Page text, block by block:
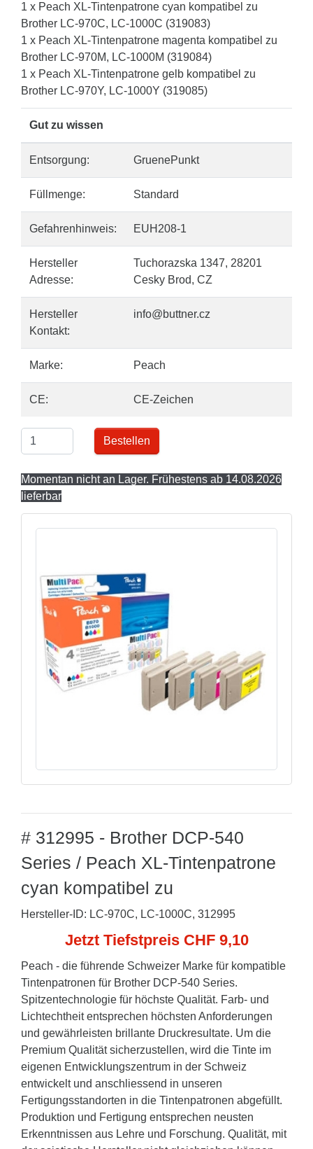
1 x Peach XL-Tintenpatrone cyan kompatibel zu
Brother LC-970C, LC-1000C (319083)
1 x Peach XL-Tintenpatrone magenta kompatibel zu
Brother LC-970M, LC-1000M (319084)
1 x Peach XL-Tintenpatrone gelb kompatibel zu
Brother LC-970Y, LC-1000Y (319085)
Gut zu wissen
Entsorgung: GruenePunkt
Füllmenge: Standard
Gefahrenhinweis: EUH208-1
Hersteller
Adresse:
Tuchorazska 1347, 28201
Cesky Brod, CZ
Hersteller
Kontakt:
info@buttner.cz
Marke: Peach
CE: CE-Zeichen
Bestellen
Momentan nicht an Lager. Frühestens ab 14.08.2026
lieferbar
# 312995 - Brother DCP-540
Series / Peach XL-Tintenpatrone
cyan kompatibel zu
Hersteller-ID: LC-970C, LC-1000C, 312995
Jetzt Tiefstpreis CHF 9,10
Peach - die führende Schweizer Marke für kompatible
Tintenpatronen für Brother DCP-540 Series.
Spitzentechnologie für höchste Qualität. Farb- und
Lichtechtheit entsprechen höchsten Anforderungen
und gewährleisten brillante Druckresultate. Um die
Premium Qualität sicherzustellen, wird die Tinte im
eigenen Entwicklungszentrum in der Schweiz
entwickelt und anschliessend in unseren
Fertigungsstandorten in die Tintenpatronen abgefüllt.
Produktion und Fertigung entsprechen neusten
Erkenntnissen aus Lehre und Forschung. Qualität, mit